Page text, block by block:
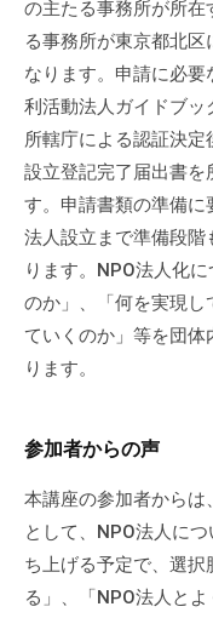
の主たる事務所が所在
る事務所が東京都北
なります。申請に必
利活動法人ガイドブッ
所轄庁による認証決定
設立登記完了届出書
す。申請書類の準備に
法人設立まで準備段
ります。NPO法人化
のか」、「何を実現し
ていくのか」等を団体
ります。
参加者からの声
本講座の参加者からは
として、NPO法人に
ち上げる予定で、選
る」、「NPO法人と